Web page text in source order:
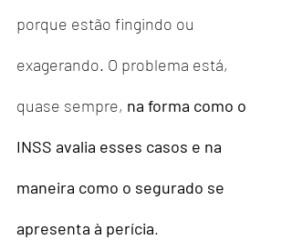
porque estão fingindo ou
exagerando. O problema está,
quase sempre, na forma como o
INSS avalia esses casos e na
maneira como o segurado se
apresenta à perícia.